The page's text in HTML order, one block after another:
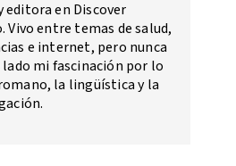
editora en Discover
Vivo entre temas de salud,
e internet, pero nunca
lado mi fascinación por lo
la lingüística y la